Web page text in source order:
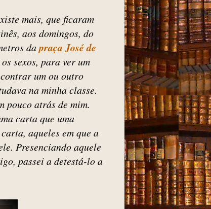
mais, que ficaram
aos domingos, do
dapraça José de
sexos, para ver um
um ou outro
na minha classe.
pouco atrás de mim.
carta que uma
aqueles em que a
Presenciando aquele
passei a detestá-lo a